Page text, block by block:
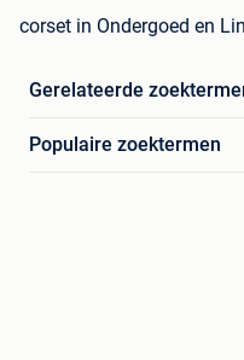
corset in Ondergoed en
Gerelateerde
Populaire zoektermen